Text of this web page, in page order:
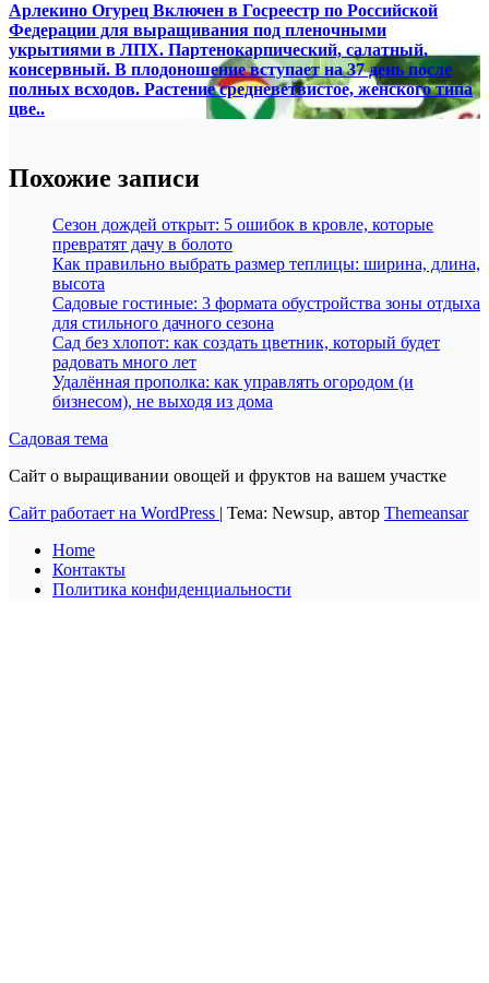
Арлекино Огурец Включен в Госреестр по Российской
Федерации для выращивания под пленочными
укрытиями в ЛПХ. Партенокарпический, салатный,
консервный. В плодоношение вступает на 37 день после
полных всходов. Растение средневетвистое, женского типа
цве..
Похожие записи
Сезон дождей открыт: 5 ошибок в кровле, которые
превратят дачу в болото
Как правильно выбрать размер теплицы: ширина, длина,
высота
Садовые гостиные: 3 формата обустройства зоны отдыха
для стильного дачного сезона
Сад без хлопот: как создать цветник, который будет
радовать много лет
Удалённая прополка: как управлять огородом (и
бизнесом), не выходя из дома
Садовая тема
Сайт о выращивании овощей и фруктов на вашем участке
Сайт работает на WordPress | Тема: Newsup, автор Themeansar
Home
Контакты
Политика конфиденциальности